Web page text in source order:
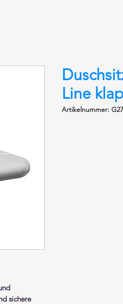
sichere
Line
Artikelnummer: